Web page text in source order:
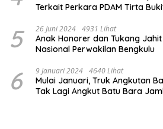
Terkait Perkara PDAM Tirta
5 26 Juni 2024 4931 Lihat
Anak Honorer dan Tukang
Nasional Perwakilan Bengkulu
6 9 Januari 2024 4640 Lihat
Mulai Januari, Truk Angkutan
Tak Lagi Angkut Batu Bara